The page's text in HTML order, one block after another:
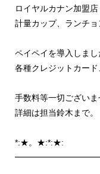
ロイヤルカナン加盟
計量カップ、ランチ
ペイペイを導入しま
各種クレジットカード
手数料等一切ございま
詳細は担当鈴木まで。
*:★。★:*:★: